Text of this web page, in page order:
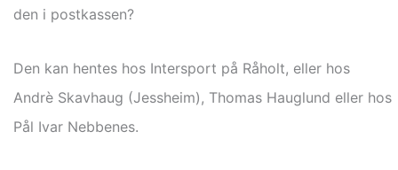
den i postkassen?
Den kan hentes hos Intersport på Råholt, eller hos
Andrè Skavhaug (Jessheim), Thomas Hauglund eller hos
Pål Ivar Nebbenes.